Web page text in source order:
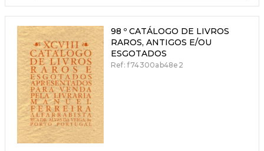
98 º CATÁLOGO DE LIVROS
RAROS, ANTIGOS E/OU
ESGOTADOS
Ref: f74300ab48e2